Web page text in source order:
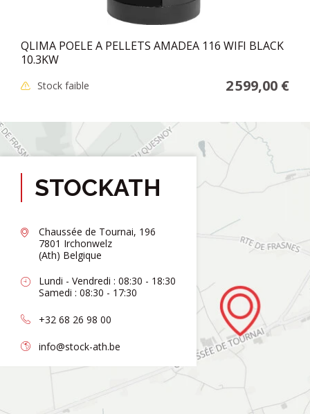
QLIMA POELE A PELLETS AMADEA 116 WIFI BLACK
10.3KW
Stock faible 2 599,00 €
STOCKATH
Chaussée de Tournai, 196
7801 Irchonwelz
(Ath) Belgique
Lundi - Vendredi : 08:30 - 18:30
Samedi : 08:30 - 17:30
+32 68 26 98 00
info@stock-ath.be